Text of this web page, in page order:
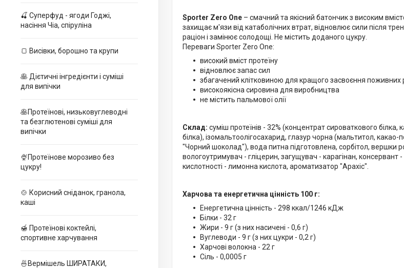
🍒 Суперфуд - ягоди Годжі,
насіння Чіа, спіруліна
🍞 Висівки, борошно та крупи
🥞 Дієтичні інгредієнти і суміші
для випічки
🥞Протеїнові, низьковуглеводні
та безглютенові суміші для
випічки
🍨Протеїнове морозиво без
цукру!
🍲 Корисний сніданок, гранола,
каші
🍯 Протеїнові коктейлі,
спортивне харчування
🍜Вермішель ШИРАТАКИ,
Sporter Zero One – смачний та якісний батончик з високим
захищає м'язи від катаболічних втрат, відновлює сили після
раціон і замінює солодощі. Не містить доданого цукру.
Переваги Sporter Zero One:
високий вміст протеїну
відновлює запас сил
збагачений клітковиною для кращого засвоєння поживних
високоякісна сировина для виробництва
не містить пальмової олії
Склад: суміш протеїнів - 32% (концентрат сироваткового білка,
білка), ізомальтоолігосахарид, глазур чорна (мальтитол,
"Чорний шоколад"), вода питна підготовлена, сорбітол, вершки
вологоутримувач - гліцерин, загущувач - карагінан, консервант
кислотності - лимонна кислота, ароматизатор "Арахіс".
Харчова та енергетична цінність 100 г:
Енергетична цінність - 298 ккал/1246 кДж
Білки - 32 г
Жири - 9 г (з них насичені - 0,6 г)
Вуглеводи - 9 г (з них цукри - 0,2 г)
Харчові волокна - 22 г
Сіль - 0,0005 г